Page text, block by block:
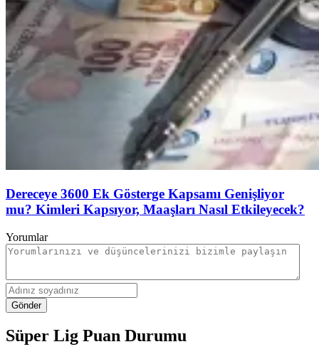
Dereceye 3600 Ek Gösterge Kapsamı Genişliyor
mu? Kimleri Kapsıyor, Maaşları Nasıl Etkileyecek?
Yorumlar
Gönder
Süper Lig Puan Durumu